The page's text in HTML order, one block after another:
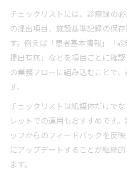
チェックリストには、診療録の
の提出項目、施設基準記録の保
す。例えば「患者基本情報」「
提出有無」などを項目ごとに確
の業務フローに組み込むことで
す。
チェックリストは紙媒体だけで
レットでの運用もおすすめです
ッフからのフィードバックを反
にアップデートすることが継続
ます。